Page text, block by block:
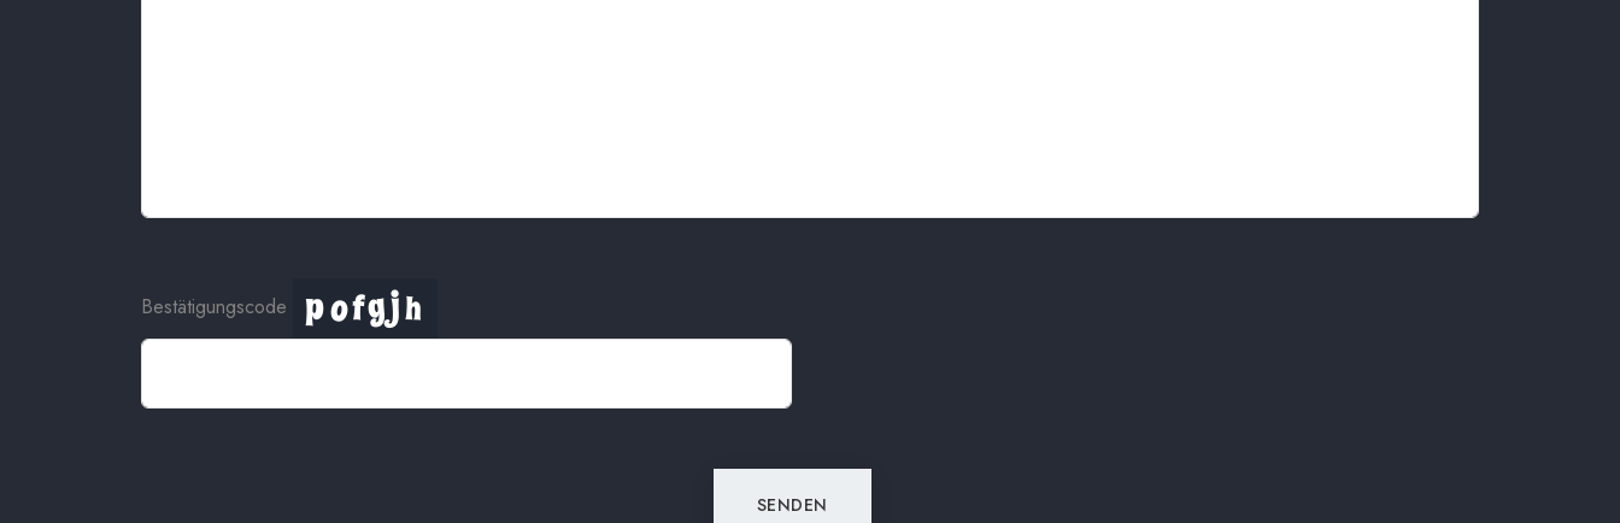
Bestätigungscode
SENDEN